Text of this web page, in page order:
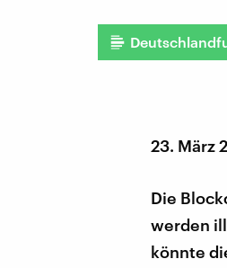
23. März
Die
werden
könnte